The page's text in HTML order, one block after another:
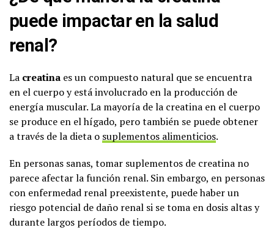
puede impactar en la salud
renal?
La creatina es un compuesto natural que se encuentra
en el cuerpo y está involucrado en la producción de
energía muscular. La mayoría de la creatina en el cuerpo
se produce en el hígado, pero también se puede obtener
a través de la dieta o suplementos alimenticios.
En personas sanas, tomar suplementos de creatina no
parece afectar la función renal. Sin embargo, en personas
con enfermedad renal preexistente, puede haber un
riesgo potencial de daño renal si se toma en dosis altas y
durante largos períodos de tiempo.